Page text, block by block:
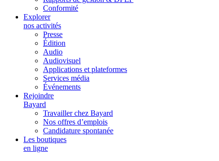
Conformité
Explorer
nos activités
Presse
Édition
Audio
Audiovisuel
Applications et plateformes
Services média
Événements
Rejoindre
Bayard
Travailler chez Bayard
Nos offres d’emplois
Candidature spontanée
Les boutiques
en ligne